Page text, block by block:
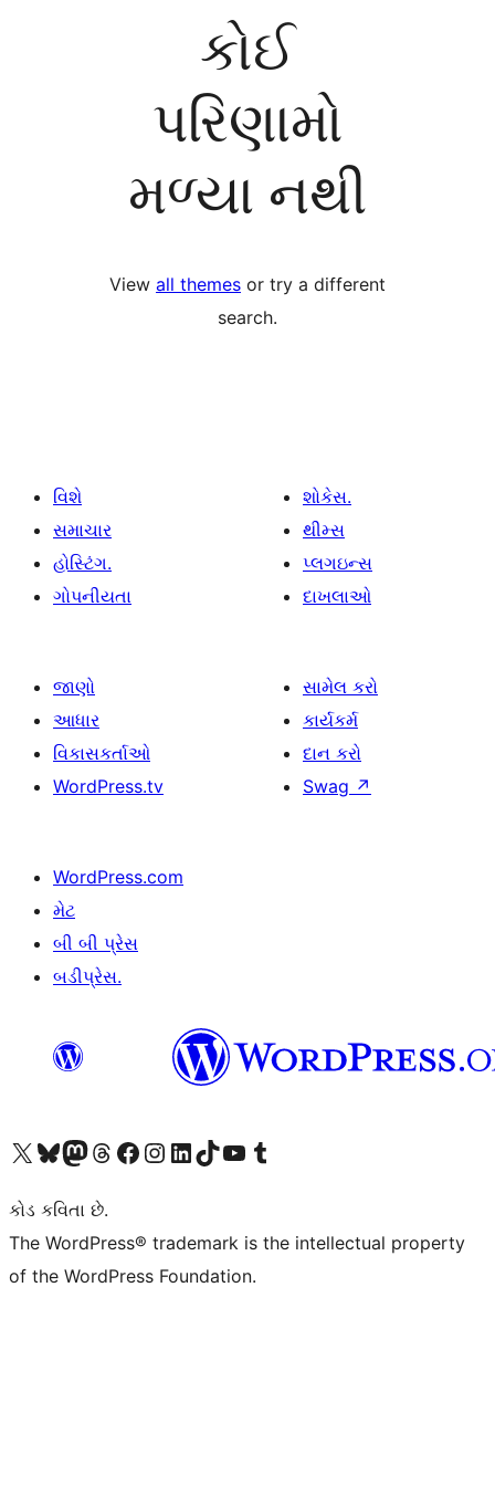
કોઈ
પરિણામો
મળ્યા નથી
View all themes or try a different
search.
વિશે
સમાચાર
હોસ્ટિંગ.
ગોપનીયતા
શોકેસ.
થીમ્સ
પ્લગઇન્સ
દાખલાઓ
જાણો
આધાર
વિકાસકર્તાઓ
WordPress.tv
સામેલ કરો
કાર્યકર્મ
દાન કરો
Swag ↗
WordPress.com
મેટ
બી બી પ્રેસ
બડીપ્રેસ.
અમારા X (અગાઉ ટ્વિટર) એકાઉન્ટની મુલાકાત લોઅમારા Bluesky એકાઉન્ટની મુલાકાત લોઅમારા માસ્ટોડોન એકાઉન્ટની મુલાકાત લોઅમારા Threads એકાઉન્ટની મુલાકાત લો અમારા ફેસબુક પેજની મુલાકાત લોઅમારા ઇન્સ્ટાગ્રામ એકાઉન્ટની મુલાકાત લો અમારા LinkedIn એકાઉન્ટની મુલાકાત લોઅમારા TikTok એકાઉન્ટની મુલાકાત લોઅમારી YouTube ચેનલની મુલાકાત લો અમારા Tumblr એકાઉન્ટની મુલાકાત લો
કોડ કવિતા છે.
The WordPress® trademark is the intellectual property
of the WordPress Foundation.